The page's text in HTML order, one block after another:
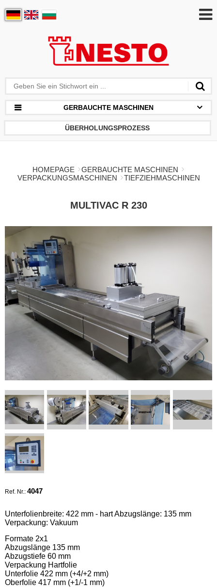
GERBAUCHTE MASCHINEN
ÜBERHOLUNGSPROZESS
HOMEPAGE
GERBAUCHTE MASCHINEN
VERPACKUNGSMASCHINEN
TIEFZIEHMASCHINEN
MULTIVAC R 230
Ref. Nr.: 4047
Unterfolienbreite: 422 mm - hart Abzugslänge: 135 mm
Verpackung: Vakuum
Formate 2x1
Abzugslänge 135 mm
Abzugstiefe 60 mm
Verpackung Hartfolie
Unterfolie 422 mm (+4/+2 mm)
Oberfolie 417 mm (+1/-1 mm)